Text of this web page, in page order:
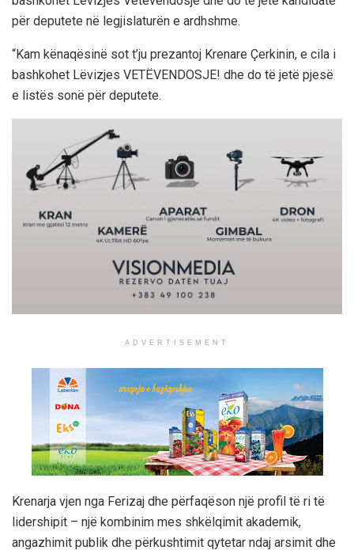
për deputete në legjislaturën e ardhshme.
“Kam kënaqësinë sot t’ju prezantoj Krenare Çerkinin, e cila i
bashkohet Lëvizjes VETËVENDOSJE! dhe do të jetë pjesë
e listës sonë për deputete.
ADVERTISEMENT
Krenarja vjen nga Ferizaj dhe përfaqëson një profil të ri të
lidershipit – një kombinim mes shkëlqimit akademik,
angazhimit publik dhe përkushtimit qytetar ndaj arsimit dhe